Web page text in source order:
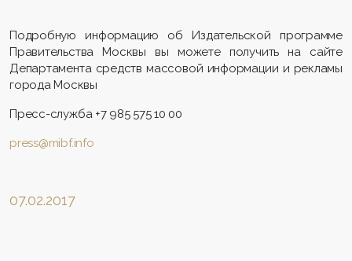
Подробную информацию об Издательской программе
Правительства Москвы вы можете получить на сайте
Департамента средств массовой информации и рекламы
города Москвы
Пресс-служба +7 985 575 10 00
press@mibf.info
07.02.2017